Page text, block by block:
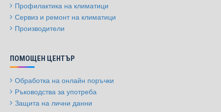
Профилактика на климатици
Сервиз и ремонт на климатици
Производители
ПОМОЩЕН ЦЕНТЪР
Обработка на онлайн поръчки
Ръководства за употреба
Защита на лични данни